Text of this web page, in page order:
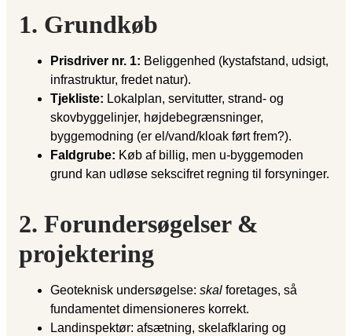
1. Grundkøb
Prisdriver nr. 1: Beliggenhed (kystafstand, udsigt,
infrastruktur, fredet natur).
Tjekliste: Lokalplan, servitutter, strand- og
skovbyggelinjer, højdebegrænsninger,
byggemodning (er el/vand/kloak ført frem?).
Faldgrube: Køb af billig, men u-byggemoden
grund kan udløse sekscifret regning til forsyninger.
2. Forundersøgelser &
projektering
Geoteknisk undersøgelse: skal foretages, så
fundamentet dimensioneres korrekt.
Landinspektør: afsætning, skelafklaring og